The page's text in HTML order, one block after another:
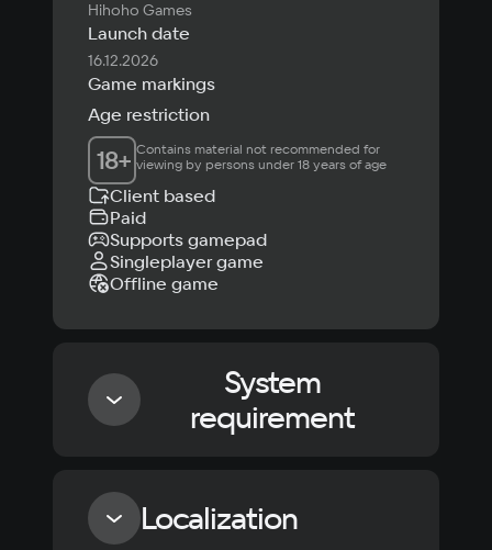
Hihoho Games
Launch date
16.12.2026
Game markings
Age restriction
18+ Contains material not recommended for
viewing by persons under 18 years of age
Client based
Paid
Supports gamepad
Singleplayer game
Offline game
System
requirement
MinimumLocalization